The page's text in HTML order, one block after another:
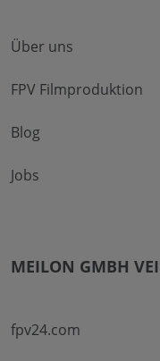
Über uns
FPV Filmproduktion
Blog
Jobs
MEILON GMBH
fpv24.com